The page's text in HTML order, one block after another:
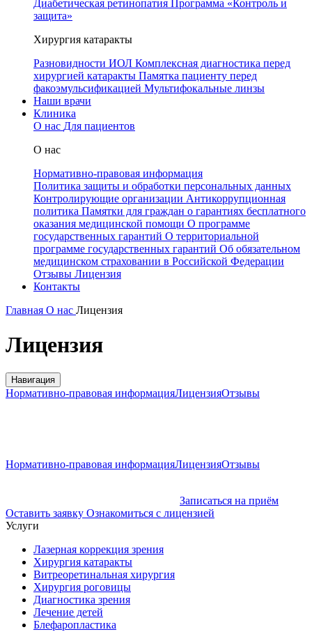
Диабетическая ретинопатия
Программа «Контроль и
защита»
Хирургия катаракты
Разновидности ИОЛ Комплексная диагностика перед
хирургией катаракты Памятка пациенту перед
факоэмульсификацией Мультифокальные линзы
Наши врачи
Клиника
О нас Для пациентов
О нас
Нормативно-правовая информация
Политика защиты и обработки персональных данных
Контролирующие организации Антикоррупционная
политика Памятки для граждан о гарантиях бесплатного
оказания медицинской помощи О программе
государственных гарантий О территориальной
программе государственных гарантий Об обязательном
медицинском страховании в Российской Федерации
Отзывы Лицензия
Контакты
Главная О нас Лицензия
Лицензия
Навигация
Нормативно-правовая информацияЛицензияОтзывы
Нормативно-правовая информацияЛицензияОтзывы
Записаться на приём
Оставить заявку Ознакомиться с лицензией
Услуги
Лазерная коррекция зрения
Хирургия катаракты
Витреоретинальная хирургия
Хирургия роговицы
Диагностика зрения
Лечение детей
Блефаропластика